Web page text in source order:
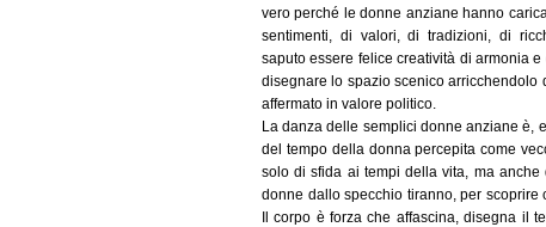
vero perché le donne anziane hanno
sentimenti, di valori, di tradizioni, di
saputo essere felice creatività di armonia
disegnare lo spazio scenico arricchendolo
affermato in valore politico.
La danza delle semplici donne anziane è,
del tempo della donna percepita come
solo di sfida ai tempi della vita, ma
donne dallo specchio tiranno, per
Il corpo è forza che affascina, disegna il